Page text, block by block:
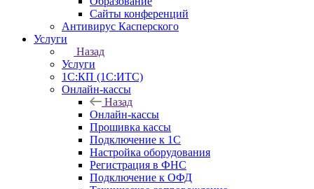
Сайты конференций
Антивирус Касперского
Услуги
Назад
Услуги
1С:КП (1С:ИТС)
Онлайн-кассы
Назад
Онлайн-кассы
Прошивка кассы
Подключение к 1С
Настройка оборудования
Регистрация в ФНС
Подключение к ОФД